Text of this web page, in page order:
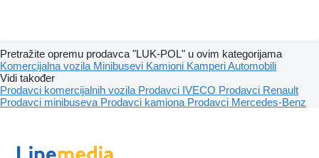
Pretražite opremu prodavca "LUK-POL" u ovim kategorijama
Komercijalna vozila Minibusevi Kamioni KamperiAutomobili
Vidi također
Prodavci komercijalnih vozila Prodavci IVECO Prodavci Renault
Prodavci minibuseva Prodavci kamiona Prodavci Mercedes-Benz